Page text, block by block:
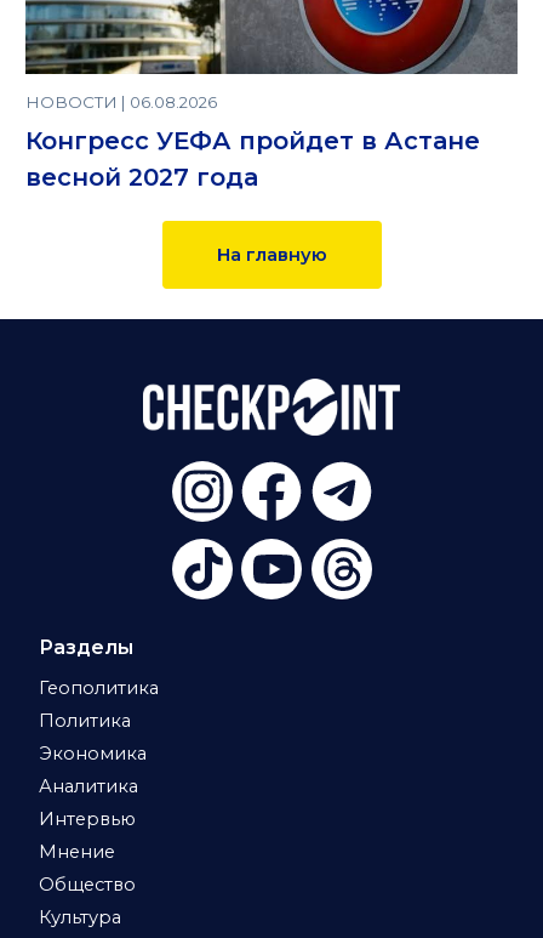
НОВОСТИ | 06.08.2026
Конгресс УЕФА пройдет в Астане
весной 2027 года
На главную
Разделы
Геополитика
Политика
Экономика
Аналитика
Интервью
Мнение
Общество
Культура